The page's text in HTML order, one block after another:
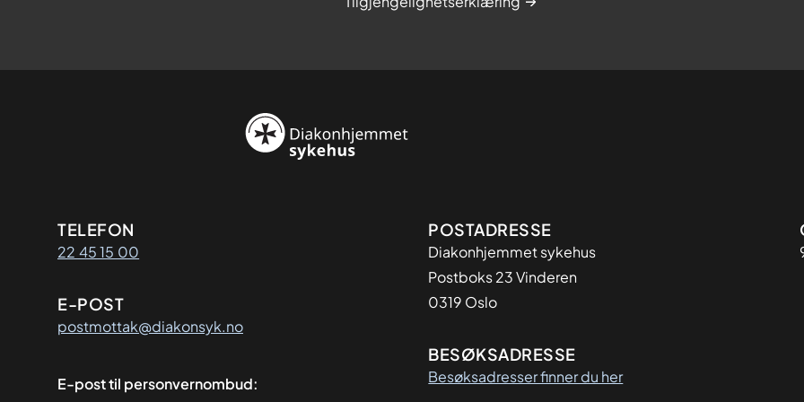
Kontaktinformasjon
TELEFON
22 45 15 00
E-POST
postmottak@diakonsyk.no
E-post til personvernombud:
Adresse
POSTADRESSE
Diakonhjemmet sykehus
Postboks 23 Vinderen
0319 Oslo
BESØKSADRESSE
Besøksadresser finner du her